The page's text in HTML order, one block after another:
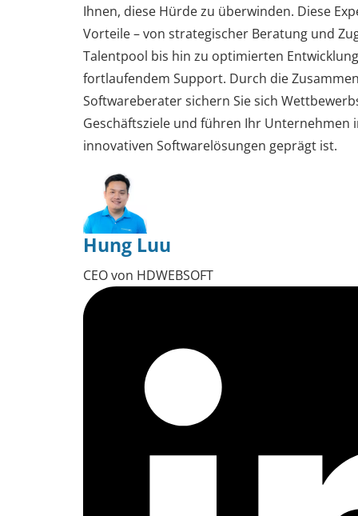
Ihnen, diese Hürde zu überwinden. Diese
Vorteile – von strategischer Beratung und
Talentpool bis hin zu optimierten
fortlaufendem Support. Durch die
Softwareberater sichern Sie sich
Geschäftsziele und führen Ihr Unternehmen
innovativen Softwarelösungen geprägt ist.
Hung Luu
CEO von HDWEBSOFT